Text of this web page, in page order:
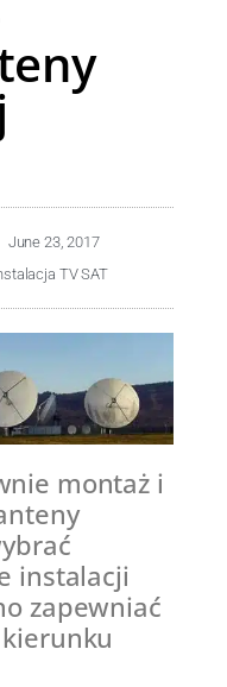
June 23, 2017
TV SAT
montaż i
instalacji
zapewniać